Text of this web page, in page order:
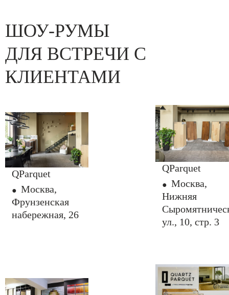
ШОУ-РУМЫ
ДЛЯ ВСТРЕЧИ С
КЛИЕНТАМИ
QParquet
Москва,
Фрунзенская
набережная, 26
QParquet
Москва,
Нижняя
ул., 10, стр. 3